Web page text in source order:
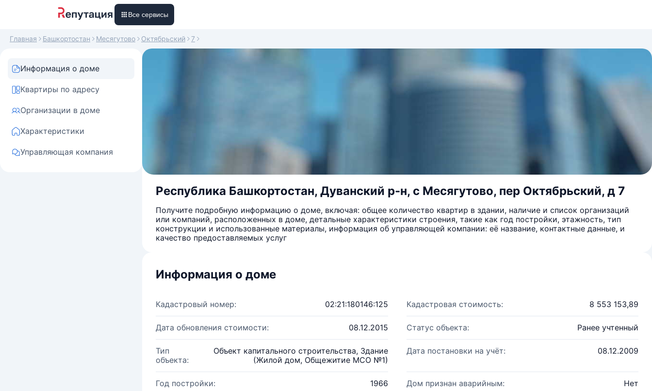
Все сервисы
Главная Башкортостан Месягутово Октябрьский 7
Информация о доме
Квартиры по адресу
Организации в доме
Характеристики
Управляющая компания
Республика Башкортостан, Дуванский р-н, с Месягутово, пер Октябрьский, д 7
Получите подробную информацию о доме, включая: общее количество квартир в здании, наличие и список организаций
или компаний, расположенных в доме, детальные характеристики строения, такие как год постройки, этажность, тип
конструкции и использованные материалы, информация об управляющей компании: её название, контактные данные, и
качество предоставляемых услуг
Информация о доме
Кадастровый номер: 02:21:180146:125 Кадастровая стоимость: 8 553 153,89
Дата обновления стоимости: 08.12.2015 Статус объекта: Ранее учтенный
Тип
объекта:
Объект капитального строительства, Здание
(Жилой дом, Общежитие МСО №1)
Дата постановки на учёт: 08.12.2009
Год постройки: 1966 Дом признан аварийным: Нет